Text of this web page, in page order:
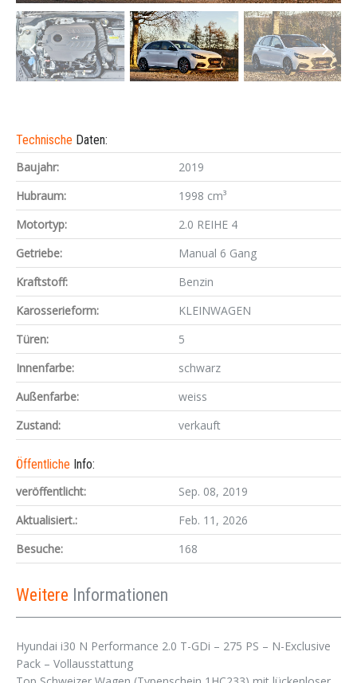
Technische Daten:
Baujahr:
2019
Hubraum:
1998 cm³
Motortyp:
2.0 REIHE 4
Getriebe:
Manual 6 Gang
Kraftstoff:
Benzin
Karosserieform:
KLEINWAGEN
Türen:
5
Innenfarbe:
schwarz
Außenfarbe:
weiss
Zustand:
verkauft
Öffentliche Info:
veröffentlicht:
Sep. 08, 2019
Aktualisiert.:
Feb. 11, 2026
Besuche:
168
Weitere Informationen
Hyundai i30 N Performance 2.0 T-GDi – 275 PS – N-Exclusive
Pack – Vollausstattung